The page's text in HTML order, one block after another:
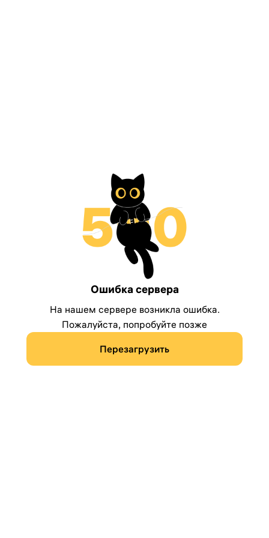
Ошибка сервера
На нашем сервере возникла ошибка.
Пожалуйста, попробуйте позже
Перезагрузить